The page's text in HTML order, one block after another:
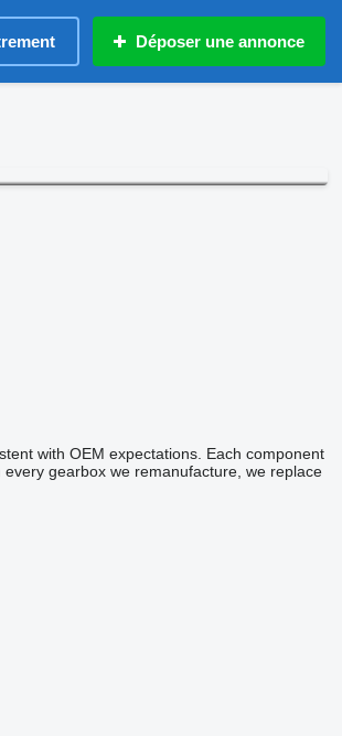
Déposer une annonce
with OEM expectations. Each component
gearbox we remanufacture, we replace